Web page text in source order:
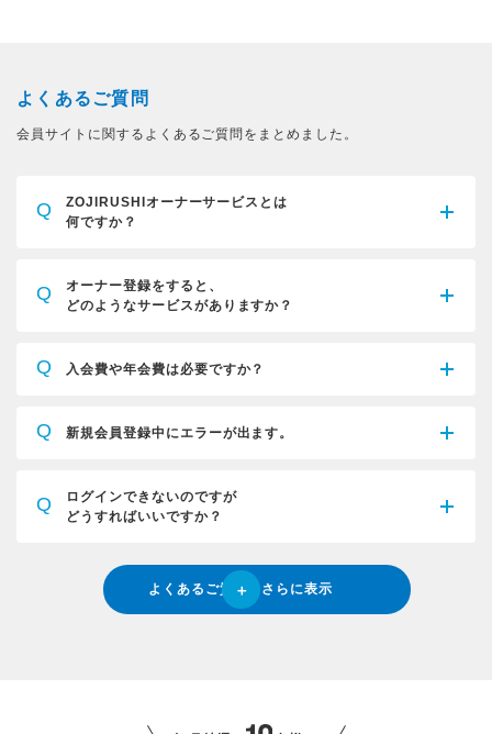
よくあるご質問
会員サイトに関するよくあるご質問をまとめました。
Q
ZOJIRUSHIオーナーサービスとは
何ですか？
Q
オーナー登録をすると、
どのようなサービスがありますか？
Q 入会費や年会費は必要ですか？
Q 新規会員登録中にエラーが出ます。
Q
ログインできないのですが
どうすればいいですか？
よくあるご質問をさらに表示